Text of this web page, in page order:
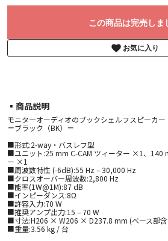
この商品は完売しま
お気に入り
▪︎商品説明
モニターオーディオのブックシェルフスピーカー
＝ブラック（BK）＝
■形式:2-way・バスレフ型
■ユニット:25 mm C-CAM ツィーター ×1、140
ー ×1
■周波数特性 (-6dB):55 Hz – 30,000 Hz
■クロスオーバー周波数:2,800 Hz
■能率(1W@1M):87 dB
■インピーダンス:8Ω
■許容入力:70 W
■推奨アンプ出力:15 – 70 W
■寸法:H206 × W206 × D237.8 mm (ベース部含
■重量:3.56 kg / 台